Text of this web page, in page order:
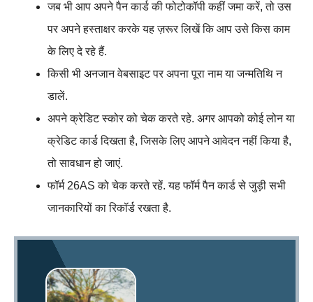
जब भी आप अपने पैन कार्ड की फोटोकॉपी कहीं जमा करें, तो उस
पर अपने हस्ताक्षर करके यह ज़रूर लिखें कि आप उसे किस काम
के लिए दे रहे हैं.
किसी भी अनजान वेबसाइट पर अपना पूरा नाम या जन्मतिथि न
डालें.
अपने क्रेडिट स्कोर को चेक करते रहे. अगर आपको कोई लोन या
क्रेडिट कार्ड दिखता है, जिसके लिए आपने आवेदन नहीं किया है,
तो सावधान हो जाएं.
फॉर्म 26AS को चेक करते रहें. यह फॉर्म पैन कार्ड से जुड़ी सभी
जानकारियों का रिकॉर्ड रखता है.